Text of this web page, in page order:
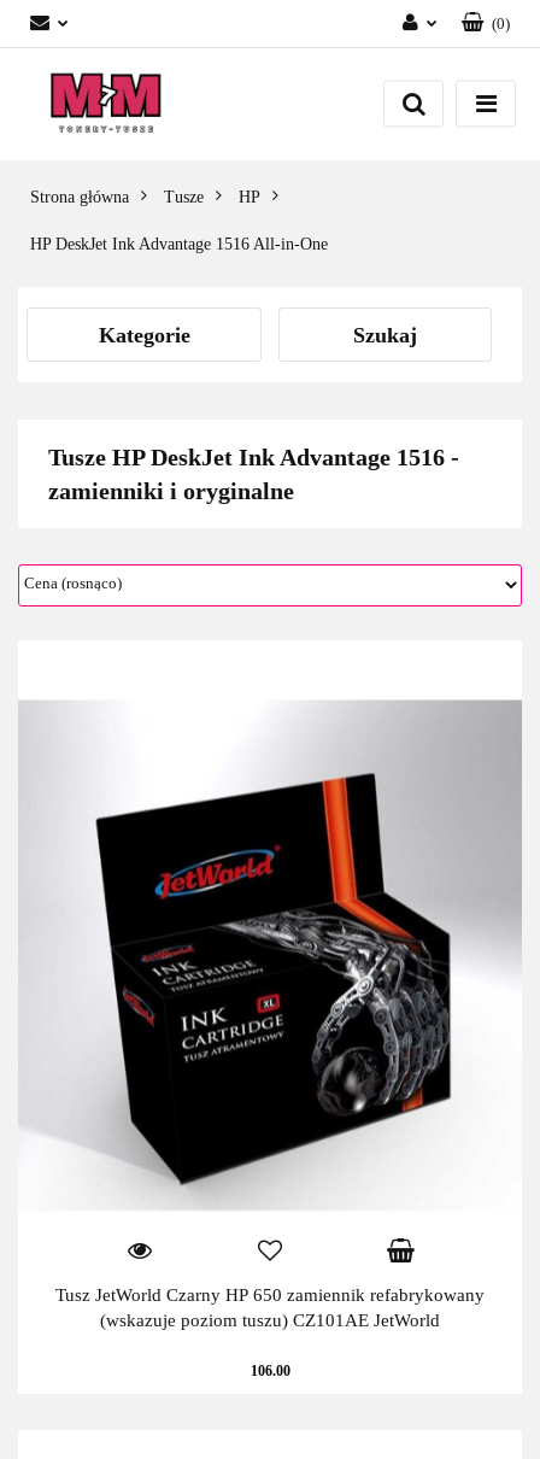
Zaloguj się
Załóż konto
(0)
Strona główna Tusze HP
HP DeskJet Ink Advantage 1516 All-in-One
Kategorie Szukaj
Tusze HP DeskJet Ink Advantage 1516 -
zamienniki i oryginalne
Tusz JetWorld Czarny HP 650 zamiennik refabrykowany
(wskazuje poziom tuszu) CZ101AE JetWorld
106.00